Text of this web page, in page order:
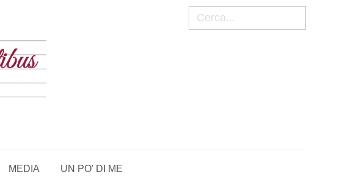
MEDIA UN PO' DI ME